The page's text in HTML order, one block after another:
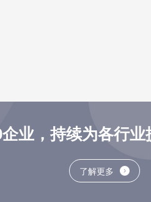
业，持续为各行
了解更多